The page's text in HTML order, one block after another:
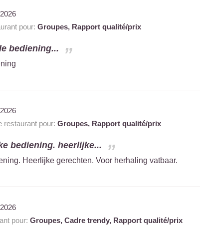
pour: Groupes, Rapport qualité/prix
bediening...
pour: Groupes, Rapport qualité/prix
bediening. heerlijke...
Heerlijke gerechten. Voor herhaling vatbaar.
pour: Groupes, Cadre trendy, Rapport qualité/prix